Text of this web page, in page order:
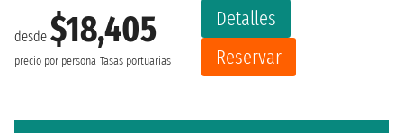
desde $18,405
precio por persona Tasas portuarias
Detalles
Reservar